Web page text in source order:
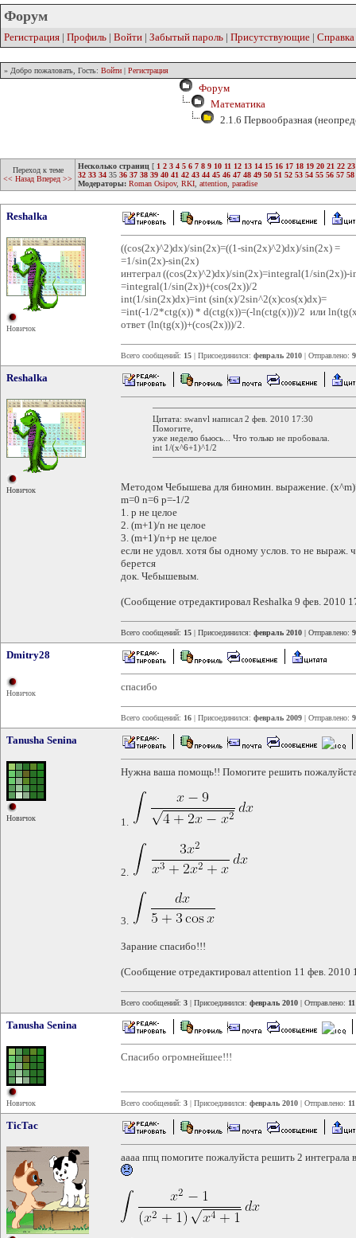
Форум
Регистрация | Профиль | Войти | Забытый пароль | Присутствующие | Справка
» Добро пожаловать, Гость: Войти | Регистрация
Форум
Математика
2.1.6 Первообразная
Переход к теме
<< Назад Вперед >>
Несколько страниц [ 1 2 3 4 5 6 7 8 9 10 11 12 13 14 15 16 17 18 19 20 21 22 23
32 33 34 35 36 37 38 39 40 41 42 43 44 45 46 47 48 49 50 51 52 53 54 55 56 57 58
Модераторы: Roman Osipov, RKI attention paradise
Reshalka
Новичок
((cos(2x)^2)dx)/sin(2x)=((1-sin(2x)^2)dx)/sin(2x) =
=1/sin(2x)-sin(2x)
интеграл ((cos(2x)^2)dx)/sin(2x)=integral(1/sin(2x))-
=integral(1/sin(2x))+(cos(2x))/2
int(1/sin(2x)dx)=int (sin(x)/2sin^2(x)cos(x)dx)=
=int(-1/2*ctg(x)) * d(ctg(x))=(-ln(ctg(x)))/2 или
ответ (ln(tg(x))+(cos(2x)))/2.
Всего сообщений: 15 | Присоединился: февраль 2010 | Отправлено:
Reshalka
Новичок
Цитата: swanvl написал 2 фев. 2010 17:30
Помогите,
уже неделю бьюсь... Что только не пробовала.
int 1/(x^6+1)^1/2
Методом Чебышева для биномин. выражение.
m=0 n=6 p=-1/2
1. p не целое
2. (m+1)/n не целое
3. (m+1)/n+p не целое
если не удовл. хотя бы одному услов. то не выраж.
берется
док. Чебышевым.
(Сообщение отредактировал Reshalka 9 фев. 2010
Всего сообщений: 15 | Присоединился: февраль 2010 | Отправлено:
Dmitry28
Новичок
спасибо
Всего сообщений: 16 | Присоединился: февраль 2009 | Отправлено:
Tanusha Senina
Новичок
Нужна ваша помощь!! Помогите решить
1.
2.
3.
Зарание спасибо!!!
(Сообщение отредактировал attention 11 фев. 2010
Всего сообщений: 3 | Присоединился: февраль 2010 | Отправлено:
Tanusha Senina
Новичок
Спасибо огромнейшее!!!
Всего сообщений: 3 | Присоединился: февраль 2010 | Отправлено:
TicTac
аааа ппц помогите пожалуйста решить 2